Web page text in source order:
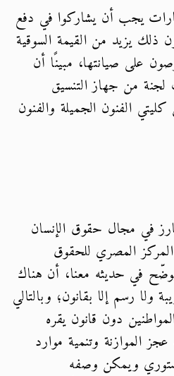
يجب أن يشاركوا في دفع
ذلك يزيد من القيمة السوقية
على صيانتها، مبينًا أن
لجنة من جهاز التنسيق
الفنون الجميلة والفنون
في مجال حقوق الإنسان
المصري للحقوق
يوضّح في حديثه معنا، أن هناك
ولا رسم إلا بقانون؛ وبالتالي
دون قانون يقره
الموازنة وتنمية موارد
ويمكن وصفه